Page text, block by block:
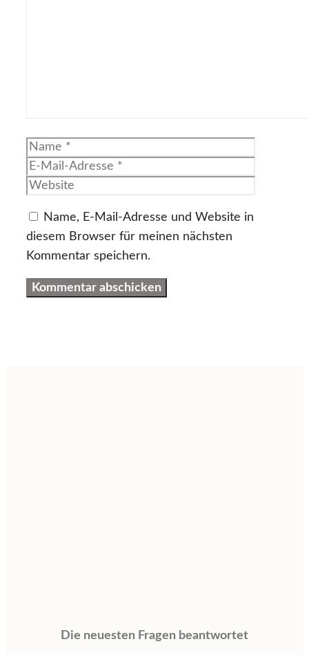
Name
Name, E-Mail-Adresse und Website in
diesem Browser für meinen nächsten
Kommentar speichern.
Die neuesten Fragen beantwortet